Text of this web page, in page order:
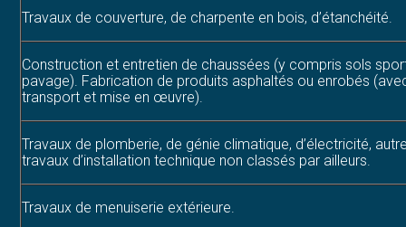
Travaux de couverture, de charpente en bois, d’étanchéité.
Construction et entretien de chaussées (y compris sols
pavage). Fabrication de produits asphaltés ou enrobés
transport et mise en œuvre).
Travaux de plomberie, de génie climatique, d’électricité,
travaux d’installation technique non classés par ailleurs.
Travaux de menuiserie extérieure.